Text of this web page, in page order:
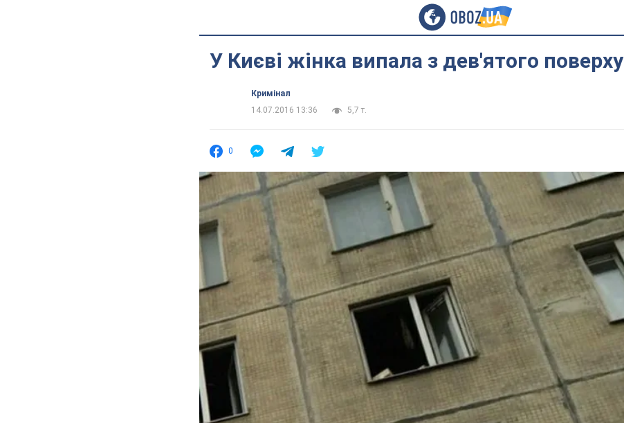
У Києві жінка випала з дев'ятого поверху
Кримінал
14.07.2016 13:36
5,7 т.
0